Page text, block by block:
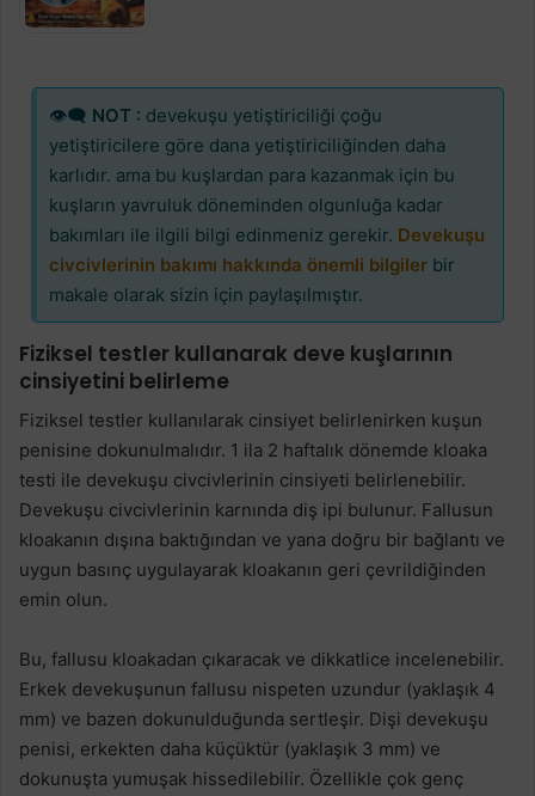
👁‍🗨 NOT : devekuşu yetiştiriciliği çoğu
yetiştiricilere göre dana yetiştiriciliğinden daha
karlıdır. ama bu kuşlardan para kazanmak için bu
kuşların yavruluk döneminden olgunluğa kadar
bakımları ile ilgili bilgi edinmeniz gerekir. Devekuşu
civcivlerinin bakımı hakkında önemli bilgiler bir
makale olarak sizin için paylaşılmıştır.
Fiziksel testler kullanarak deve kuşlarının
cinsiyetini belirleme
Fiziksel testler kullanılarak cinsiyet belirlenirken kuşun
penisine dokunulmalıdır. 1 ila 2 haftalık dönemde kloaka
testi ile devekuşu civcivlerinin cinsiyeti belirlenebilir.
Devekuşu civcivlerinin karnında diş ipi bulunur. Fallusun
kloakanın dışına baktığından ve yana doğru bir bağlantı ve
uygun basınç uygulayarak kloakanın geri çevrildiğinden
emin olun.
Bu, fallusu kloakadan çıkaracak ve dikkatlice incelenebilir.
Erkek devekuşunun fallusu nispeten uzundur (yaklaşık 4
mm) ve bazen dokunulduğunda sertleşir. Dişi devekuşu
penisi, erkekten daha küçüktür (yaklaşık 3 mm) ve
dokunuşta yumuşak hissedilebilir. Özellikle çok genç